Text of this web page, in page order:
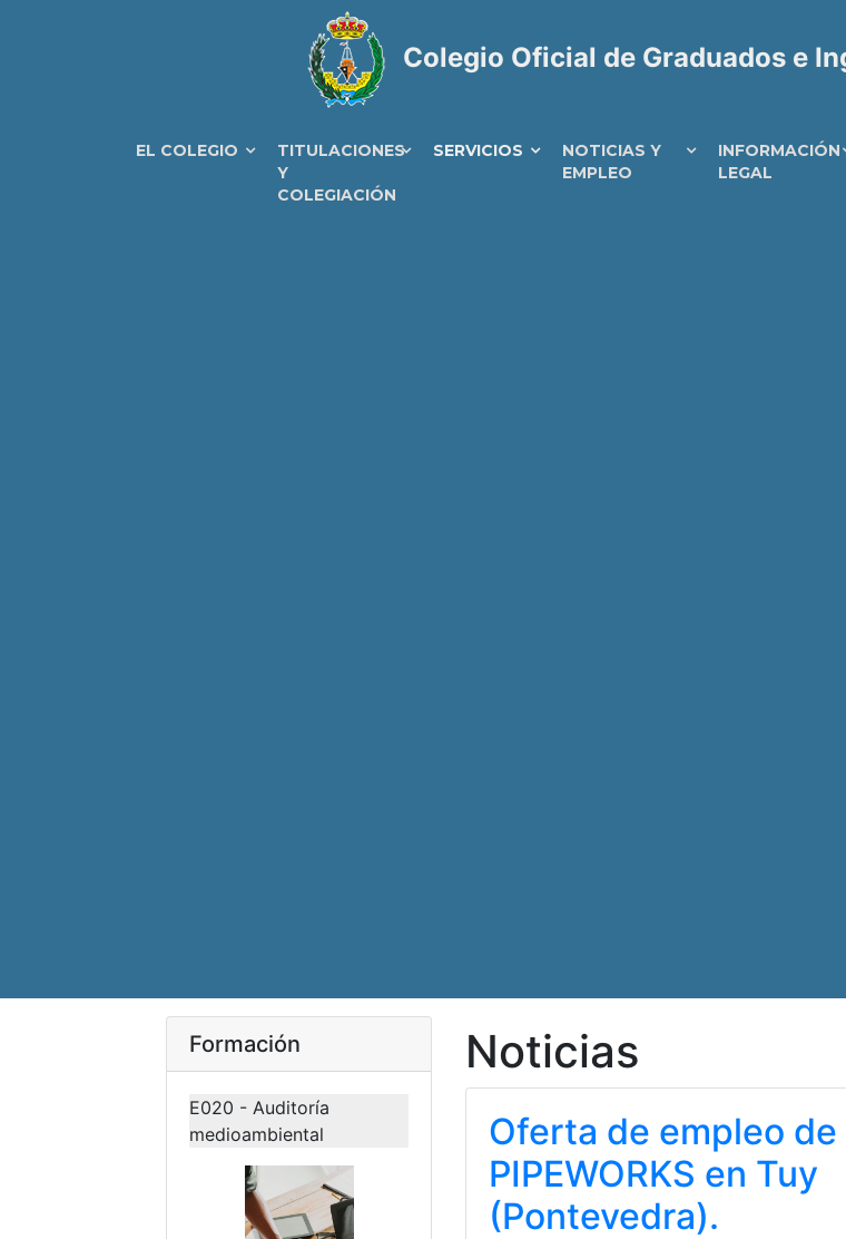
Colegio Oficial de Graduados e
EL COLEGIO
TITULACIONES
Y
COLEGIACIÓN
SERVICIOS
NOTICIAS Y
EMPLEO
INFORMACIÓN
LEGAL
Formación
E020 - Auditoría
medioambiental
Noticias
Oferta de empleo de
PIPEWORKS en Tuy
(Pontevedra).